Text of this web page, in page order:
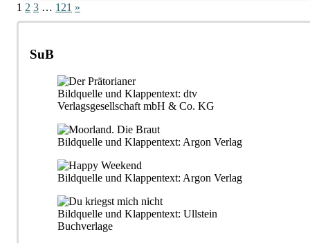
Seitennummerierung
der
Beiträge
1 2 3 … 121 Nächste
Beiträge
»
SuB
Bildquelle und Klappentext: dtv
Verlagsgesellschaft mbH & Co. KG
Bildquelle und Klappentext: Argon Verlag
Bildquelle und Klappentext: Argon Verlag
Bildquelle und Klappentext: Ullstein
Buchverlage